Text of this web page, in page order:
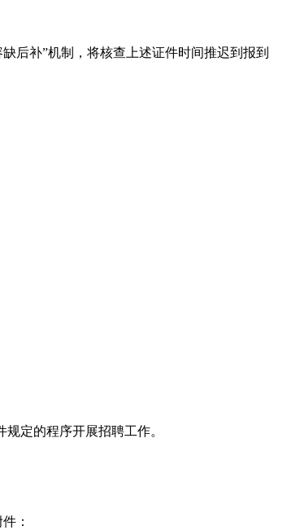
后补”机制，将核查上述证件时间推迟到报到
定的程序开展招聘工作。
：